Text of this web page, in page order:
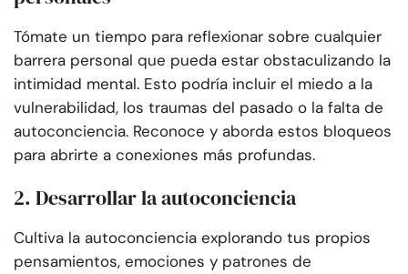
Tómate un tiempo para reflexionar sobre cualquier
barrera personal que pueda estar obstaculizando la
intimidad mental. Esto podría incluir el miedo a la
vulnerabilidad, los traumas del pasado o la falta de
autoconciencia. Reconoce y aborda estos bloqueos
para abrirte a conexiones más profundas.
2. Desarrollar la autoconciencia
Cultiva la autoconciencia explorando tus propios
pensamientos, emociones y patrones de